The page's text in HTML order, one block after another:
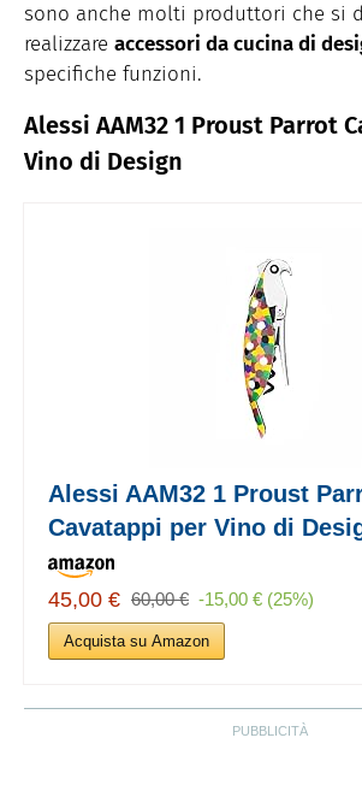
sono anche molti produttori che si
realizzare accessori da cucina di
specifiche funzioni.
Alessi AAM32 1 Proust Parrot
Vino di Design
Alessi AAM32 1 Proust
Cavatappi per Vino di
45,00 € 60,00 € -15,00 € (25%)
Acquista su Amazon